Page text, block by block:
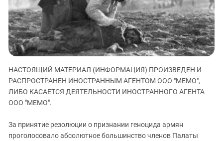
ЗАСТАВЛЯЕТ
КАВКАЗ ЗА ПАЛЕСТИНУ
ИНАКОМЫСЛИЕ В ЧЕЧНЕ
ПРЕСЛЕДОВАНИЕ АКТИВИСТОВ
МОБИЛИЗАЦИЯ И ПРОТЕСТЫ
Дагестан
Ингушетия
Кабардино-Балкария
Калмыкия
Карачаево-Черкесия
Краснодарский край
Нагорный Карабах
Ростовская область
НАСТОЯЩИЙ МАТЕРИАЛ (ИНФОРМАЦИЯ) ПРОИЗВЕДЕН И
РАСПРОСТРАНЕН ИНОСТРАННЫМ АГЕНТОМ ООО "МЕМО",
ЛИБО КАСАЕТСЯ ДЕЯТЕЛЬНОСТИ ИНОСТРАННОГО АГЕНТА
ООО "МЕМО".
За принятие резолюции о признании геноцида армян
проголосовало абсолютное большинство членов Палаты